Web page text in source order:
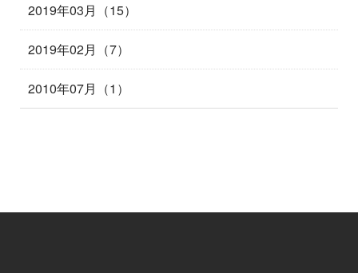
2019年03月（15）
2019年02月（7）
2010年07月（1）